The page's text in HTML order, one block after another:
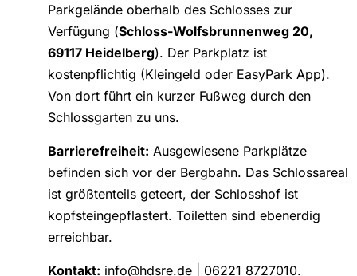
Parkgelände oberhalb des Schlosses zur
Verfügung (Schloss-Wolfsbrunnenweg 20,
69117 Heidelberg). Der Parkplatz ist
kostenpflichtig (Kleingeld oder EasyPark App).
Von dort führt ein kurzer Fußweg durch den
Schlossgarten zu uns.
Barrierefreiheit: Ausgewiesene Parkplätze
befinden sich vor der Bergbahn. Das Schlossareal
ist größtenteils geteert, der Schlosshof ist
kopfsteingepflastert. Toiletten sind ebenerdig
erreichbar.
Kontakt: info@hdsre.de | 06221 8727010.